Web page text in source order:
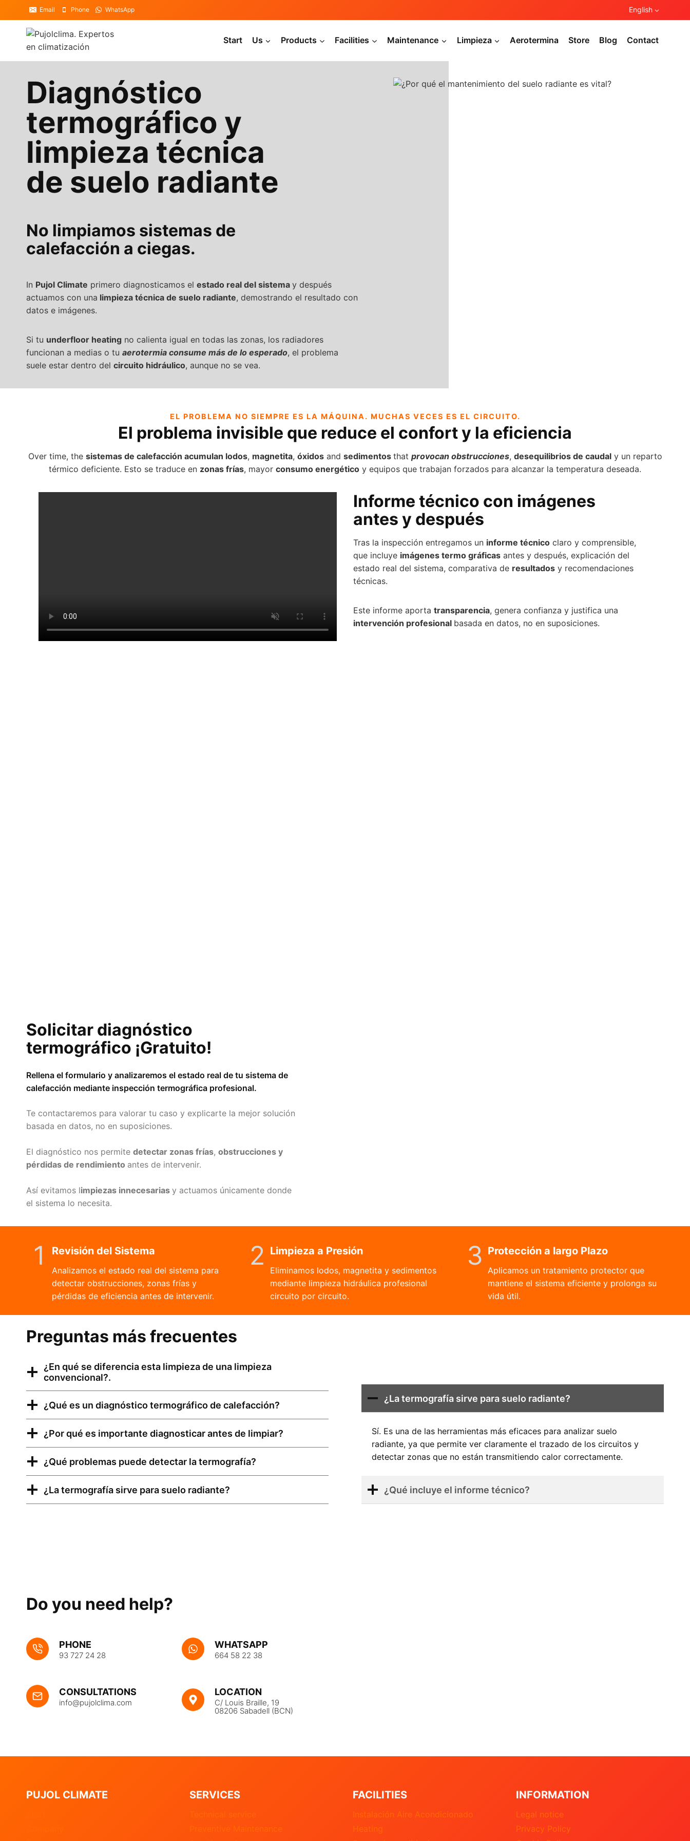
al
contenido
Email Phone WhatsApp English
Start Us Products Facilities Maintenance Limpieza Aerotermina Store Blog Contact
Diagnóstico
termográfico y
limpieza técnica
de suelo radiante
No limpiamos sistemas de
calefacción a ciegas.
In Pujol Climate primero diagnosticamos el estado real del sistema y después
actuamos con una limpieza técnica de suelo radiante, demostrando el resultado con
datos e imágenes.
Si tu underfloor heating no calienta igual en todas las zonas, los radiadores
funcionan a medias o tu aerotermia consume más de lo esperado, el problema
suele estar dentro del circuito hidráulico, aunque no se vea.
EL PROBLEMA NO SIEMPRE ES LA MÁQUINA. MUCHAS VECES ES EL CIRCUITO.
El problema invisible que reduce el confort y la eficiencia
Over time, the sistemas de calefacción acumulan lodos, magnetita, óxidosand sedimentos that provocan obstrucciones, desequilibrios de caudaly un reparto
térmico deficiente. Esto se traduce en zonas frías, mayor consumo energético y equipos que trabajan forzados para alcanzar la temperatura deseada.
Informe técnico con imágenes
antes y después
Tras la inspección entregamos un informe técnico claro y comprensible,
que incluye imágenes termo gráficas antes y después, explicación del
estado real del sistema, comparativa de resultados y recomendaciones
técnicas.
Este informe aporta transparencia, genera confianza y justifica una
intervención profesional basada en datos, no en suposiciones.
Solicitar diagnóstico
termográfico ¡Gratuito!
Rellena el formulario y analizaremos el estado real de tu sistema de
calefacción mediante inspección termográfica profesional.
Te contactaremos para valorar tu caso y explicarte la mejor solución
basada en datos, no en suposiciones.
El diagnóstico nos permite detectar zonas frías, obstrucciones y
pérdidas de rendimiento antes de intervenir.
Así evitamos limpiezas innecesarias y actuamos únicamente donde
el sistema lo necesita.
1 Revisión del Sistema
Analizamos el estado real del sistema para
detectar obstrucciones, zonas frías y
pérdidas de eficiencia antes de intervenir.
2 Limpieza a Presión
Eliminamos lodos, magnetita y sedimentos
mediante limpieza hidráulica profesional
circuito por circuito.
3 Protección a largo Plazo
Aplicamos un tratamiento protector que
mantiene el sistema eficiente y prolonga su
vida útil.
Preguntas más frecuentes
¿En qué se diferencia esta limpieza de una limpieza
convencional?.
¿Qué es un diagnóstico termográfico de calefacción?
¿Por qué es importante diagnosticar antes de limpiar?
¿Qué problemas puede detectar la termografía?
¿La termografía sirve para suelo radiante?
¿La termografía sirve para suelo radiante?
Sí. Es una de las herramientas más eficaces para analizar suelo
radiante, ya que permite ver claramente el trazado de los circuitos y
detectar zonas que no están transmitiendo calor correctamente.
¿Qué incluye el informe técnico?
Do you need help?
PHONE
93 727 24 28
WHATSAPP
664 58 22 38
CONSULTATIONS
info@pujolclima.com
LOCATION
C/ Louis Braille, 19
08206 Sabadell (BCN)
PUJOL CLIMATE SERVICES
Technical service
Preventive Maintenance
FACILITIES
Instalación Aire Acondicionado
Heating
INFORMATION
Legal notice
Privacy Policy